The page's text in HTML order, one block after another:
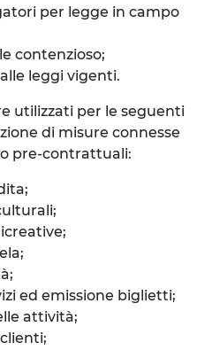
per legge in campo
contenzioso;
leggi vigenti.
utilizzati per le seguenti
di misure connesse
pre-contrattuali:
ed emissione biglietti;
attività;